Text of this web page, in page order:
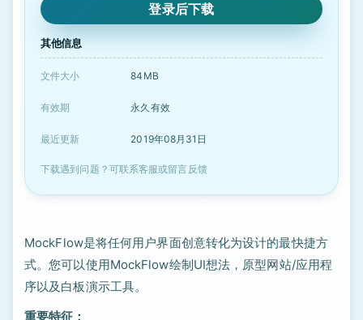
登录后下载
其他信息
文件大小 84MB
有效期 永久有效
最近更新 2019年08月31日
下载遇到问题？可联系客服或留言反馈
MockFlow是将任何用户界面创意转化为设计的最快捷方
式。您可以使用MockFlow绘制UI想法，原型网站/应用程
序以及白板演示工具。
重要特征：